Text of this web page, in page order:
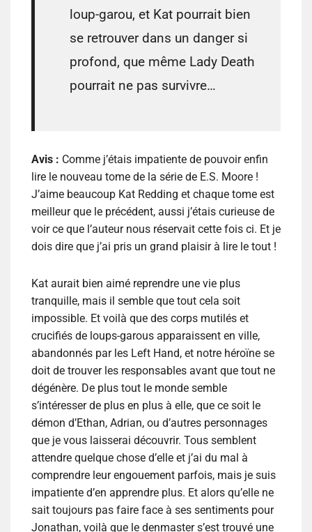
loup-garou, et Kat pourrait bien
se retrouver dans un danger si
profond, que même Lady Death
pourrait ne pas survivre…
Avis : Comme j’étais impatiente de pouvoir enfin
lire le nouveau tome de la série de E.S. Moore !
J’aime beaucoup Kat Redding et chaque tome est
meilleur que le précédent, aussi j’étais curieuse de
voir ce que l’auteur nous réservait cette fois ci. Et je
dois dire que j’ai pris un grand plaisir à lire le tout !
Kat aurait bien aimé reprendre une vie plus
tranquille, mais il semble que tout cela soit
impossible. Et voilà que des corps mutilés et
crucifiés de loups-garous apparaissent en ville,
abandonnés par les Left Hand, et notre héroïne se
doit de trouver les responsables avant que tout ne
dégénère. De plus tout le monde semble
s’intéresser de plus en plus à elle, que ce soit le
démon d’Ethan, Adrian, ou d’autres personnages
que je vous laisserai découvrir. Tous semblent
attendre quelque chose d’elle et j’ai du mal à
comprendre leur engouement parfois, mais je suis
impatiente d’en apprendre plus. Et alors qu’elle ne
sait toujours pas faire face à ses sentiments pour
Jonathan, voilà que le denmaster s’est trouvé une